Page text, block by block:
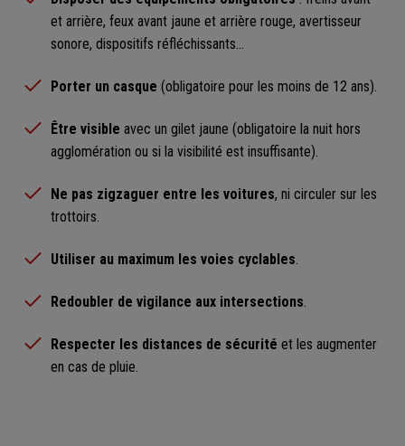
et arrière, feux avant jaune et arrière rouge, avertisseur
sonore, dispositifs réfléchissants…
Porter un casque (obligatoire pour les moins de 12 ans).
Être visible avec un gilet jaune (obligatoire la nuit hors
agglomération ou si la visibilité est insuffisante).
Ne pas zigzaguer entre les voitures, ni circuler sur les
trottoirs.
Utiliser au maximum les voies cyclables.
Redoubler de vigilance aux intersections.
Respecter les distances de sécurité et les augmenter
en cas de pluie.